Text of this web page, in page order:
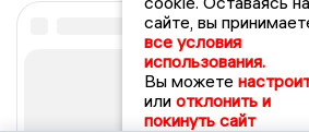
сайте, вы
все условия
использования.
Вы можете
или отклонить и
покинуть сайт